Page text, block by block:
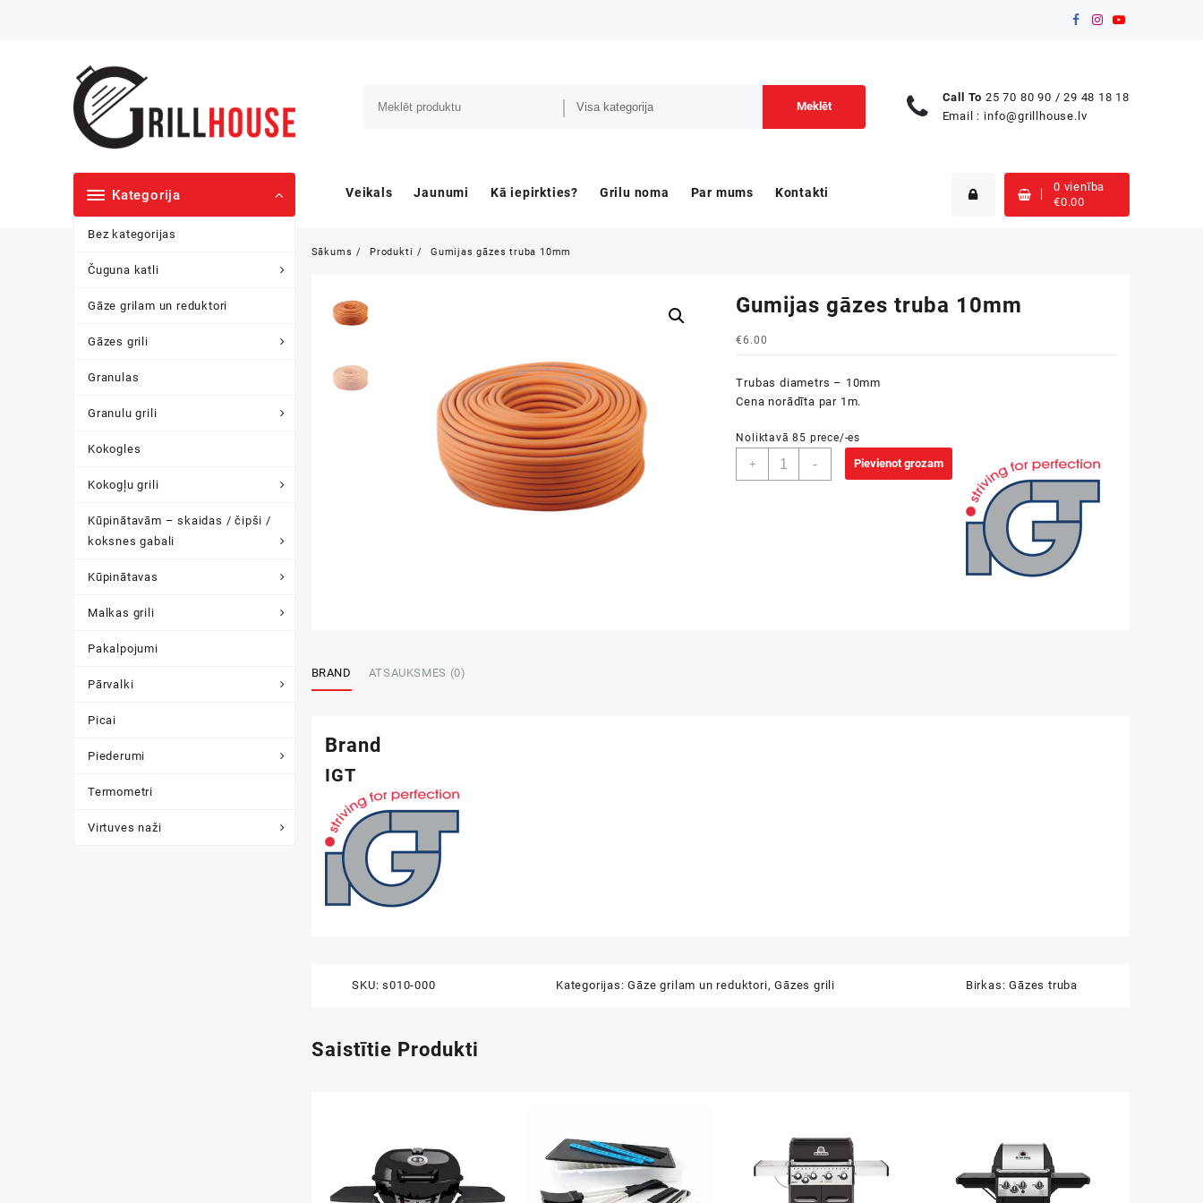
Meklēt
Call To 25 70 80 90 / 29 48 18 18
Email : info@grillhouse.lv
Kategorija
Bez kategorijas
Čuguna katli
Gāze grilam un reduktori
Gāzes grili
Granulas
Granulu grili
Kokogles
Kokogļu grili
Kūpinātavām – skaidas / čipši /
koksnes gabali
Kūpinātavas
Malkas grili
Pakalpojumi
Pārvalki
Picai
Piederumi
Termometri
Virtuves naži
Veikals Jaunumi Kā iepirkties? Grilu noma Par mums Kontakti
0 vienība
€0.00
Sākums Produkti Gumijas gāzes truba 10mm
Gumijas gāzes truba 10mm
€6.00
Trubas diametrs – 10mm
Cena norādīta par 1m.
Noliktavā 85 prece/-es
+
Gumijas - Pievienot grozam
BRAND ATSAUKSMES (0)
Brand
IGT
SKU:s010-000 Kategorijas:Gāze grilam un reduktori,Gāzes grili Birkas:Gāzes truba
Saistītie Produkti